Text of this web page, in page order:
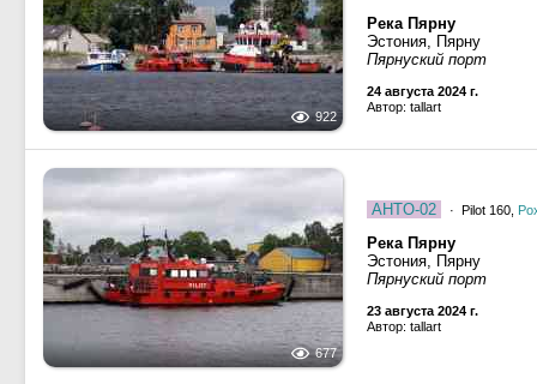
922
Река Пярну
Эстония, Пярну
Пярнуский порт
24 августа 2024 г.
Автор: tallart
677
AHTO-02 · Pilot 160,
Река Пярну
Эстония, Пярну
Пярнуский порт
23 августа 2024 г.
Автор: tallart